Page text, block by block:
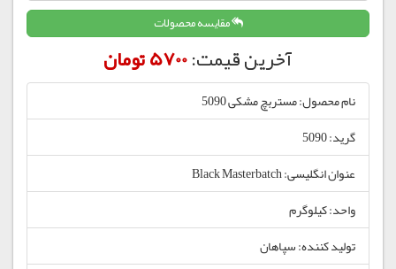
مقایسه محصولات
آخرین قیمت:5700 تومان
نام محصول: مستربچ مشکی 5090
گرید: 5090
عنوان انگلیسی: Black Masterbatch
واحد: کیلوگرم
تولید کننده: سپاهان